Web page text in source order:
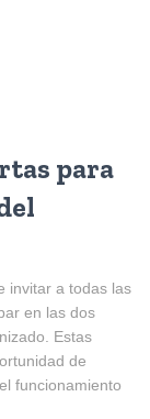
para
invitar a todas las
en las dos
Estas
de
funcionamiento